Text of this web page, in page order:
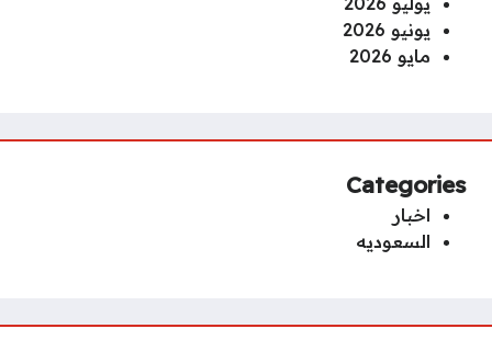
يونيو 2026
مايو 2026
Categories
اخبار
السعوديه